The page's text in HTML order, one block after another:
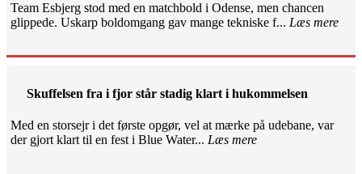
Team Esbjerg stod med en matchbold i Odense, men chancen
glippede. Uskarp boldomgang gav mange tekniske f... Læs mere
Skuffelsen fra i fjor står stadig klart i hukommelsen
Med en storsejr i det første opgør, vel at mærke på udebane, var
der gjort klart til en fest i Blue Water... Læs mere